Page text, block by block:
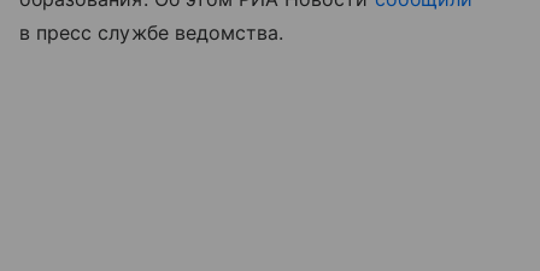
в пресс службе ведомства.